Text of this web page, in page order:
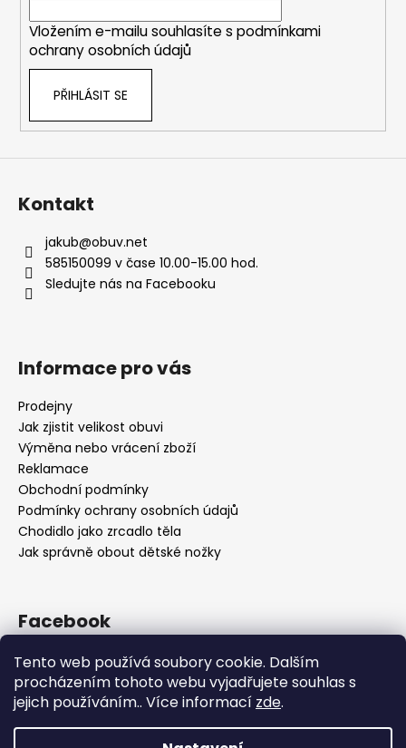
Tento web používá soubory cookie. Dalším
procházením tohoto webu vyjadřujete souhlas s
jejich používáním.. Více informací zde.
Vložením e-mailu souhlasíte s podmínkami
ochrany osobních údajů
PŘIHLÁSIT SE
Kontakt
jakub@obuv.net
585150099 v čase 10.00-15.00 hod.
Sledujte nás na Facebooku
Informace pro vás
Prodejny
Jak zjistit velikost obuvi
Výměna nebo vrácení zboží
Reklamace
Obchodní podmínky
Podmínky ochrany osobních údajů
Chodidlo jako zrcadlo těla
Jak správně obout dětské nožky
Facebook